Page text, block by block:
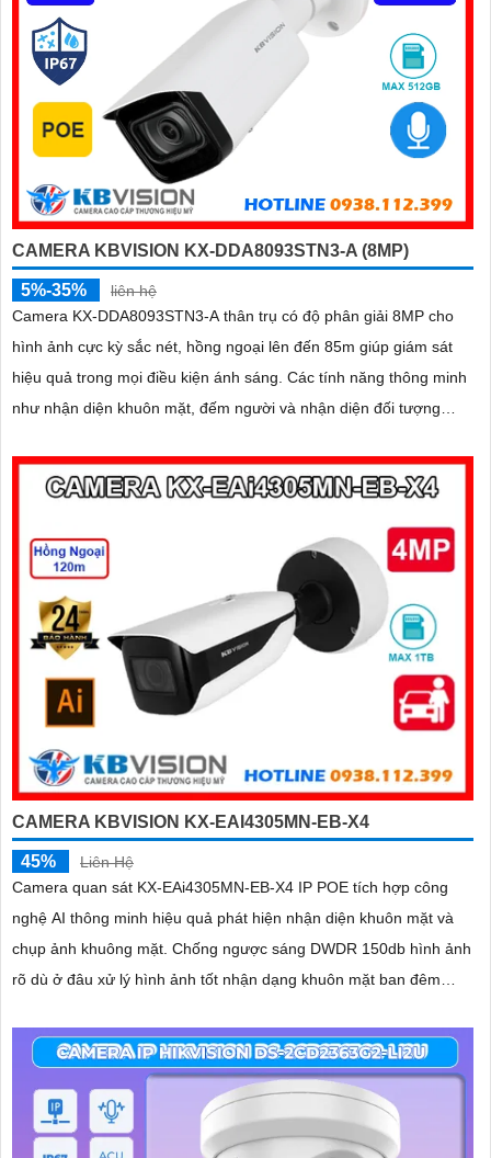
CAMERA KBVISION KX-DDA8093STN3-A (8MP)
5%-35%
liên hệ
Camera KX-DDA8093STN3-A thân trụ có độ phân giải 8MP cho
hình ảnh cực kỳ sắc nét, hồng ngoại lên đến 85m giúp giám sát
hiệu quả trong mọi điều kiện ánh sáng. Các tính năng thông minh
như nhận diện khuôn mặt, đếm người và nhận diện đối tượng
được bảo vệ với chuẩn IP67, IK10 và hỗ trợ PoE, camera đảm
bảo hoạt động ổn định
CAMERA KBVISION KX-EAI4305MN-EB-X4
45%
Liên Hệ
Camera quan sát KX-EAi4305MN-EB-X4 IP POE tích hợp công
nghệ AI thông minh hiệu quả phát hiện nhận diện khuôn mặt và
chụp ảnh khuông mặt. Chống ngược sáng DWDR 150db hình ảnh
rõ dù ở đâu xử lý hình ảnh tốt nhận dạng khuôn mặt ban đêm